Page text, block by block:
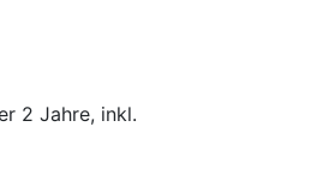
2 Jahre, inkl.